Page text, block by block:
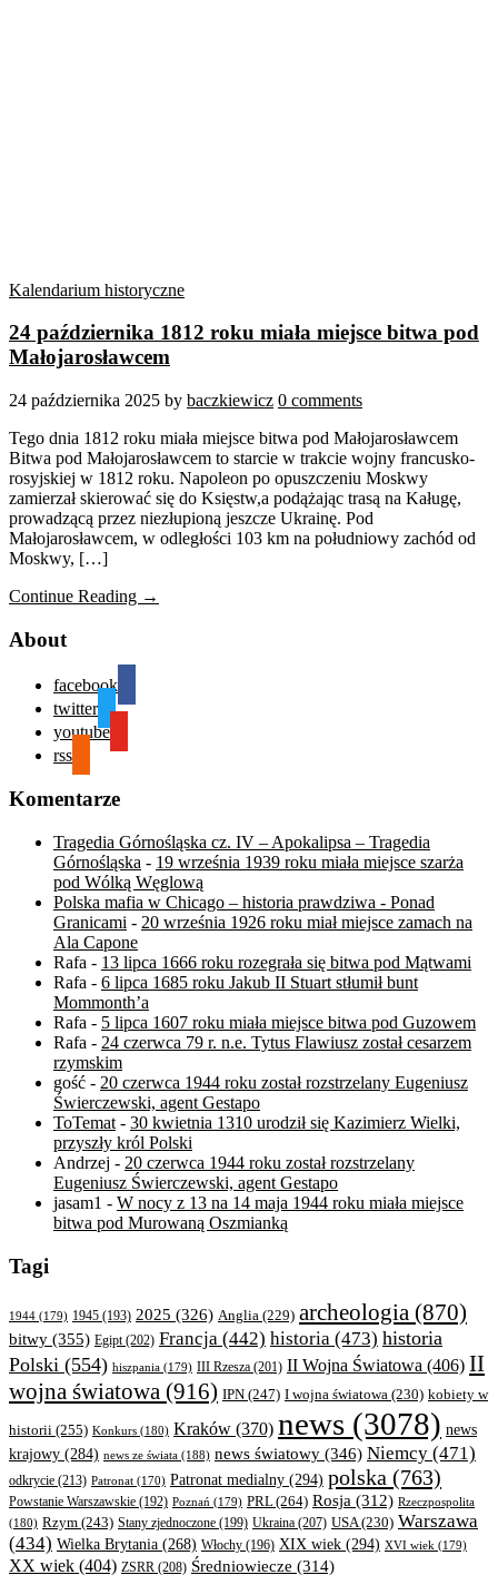
Kalendarium historyczne
24 października 1812 roku miała miejsce bitwa pod
Małojarosławcem
24 października 2025 by baczkiewicz 0 comments
Tego dnia 1812 roku miała miejsce bitwa pod Małojarosławcem
Bitwa pod Małojarosławcem to starcie w trakcie wojny francusko-
rosyjskiej w 1812 roku. Napoleon po opuszczeniu Moskwy
zamierzał skierować się do Księstw,a podążając trasą na Kaługę,
prowadzącą przez niezłupioną jeszcze Ukrainę. Pod
Małojarosławcem, w odległości 103 km na południowy zachód od
Moskwy, […]
Continue Reading →
About
facebook
twitter
youtube
rss
Komentarze
Tragedia Górnośląska cz. IV – Apokalipsa – Tragedia
Górnośląska - 19 września 1939 roku miała miejsce szarża
pod Wólką Węglową
Polska mafia w Chicago – historia prawdziwa - Ponad
Granicami - 20 września 1926 roku miał miejsce zamach na
Ala Capone
Rafa - 13 lipca 1666 roku rozegrała się bitwa pod Mątwami
Rafa - 6 lipca 1685 roku Jakub II Stuart stłumił bunt
Mommonth’a
Rafa - 5 lipca 1607 roku miała miejsce bitwa pod Guzowem
Rafa - 24 czerwca 79 r. n.e. Tytus Flawiusz został cesarzem
rzymskim
gość - 20 czerwca 1944 roku został rozstrzelany Eugeniusz
Świerczewski, agent Gestapo
ToTemat - 30 kwietnia 1310 urodził się Kazimierz Wielki,
przyszły król Polski
Andrzej - 20 czerwca 1944 roku został rozstrzelany
Eugeniusz Świerczewski, agent Gestapo
jasam1 - W nocy z 13 na 14 maja 1944 roku miała miejsce
bitwa pod Murowaną Oszmianką
Tagi
1944 (179) 1945 (193) 2025 (326) Anglia (229) archeologia (870)
bitwy (355) Egipt(202) Francja (442) historia (473) historia
Polski (554) hiszpania (179) III Rzesza (201) II Wojna Światowa (406) II
wojna światowa (916) IPN (247) I wojna światowa (230) kobiety w
historii (255) Konkurs (180) Kraków (370) news (3078) news
krajowy (284) news ze świata (188) news światowy (346) Niemcy (471)
odkrycie (213) Patronat (170) Patronat medialny (294) polska (763)
Powstanie Warszawskie (192) Poznań (179) PRL(264) Rosja (312) Rzeczpospolita
(180) Rzym (243) Stany zjednoczone (199) Ukraina (207) USA(230) Warszawa
(434) Wielka Brytania (268) Włochy (196) XIX wiek (294) XVI wiek (179)
XX wiek (404) ZSRR (208) Średniowiecze (314)